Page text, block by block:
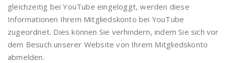
gleichzeitig bei YouTube eingeloggt, werden diese
Informationen Ihrem Mitgliedskonto bei YouTube
zugeordnet. Dies können Sie verhindern, indem Sie sich vor
dem Besuch unserer Website von Ihrem Mitgliedskonto
abmelden.